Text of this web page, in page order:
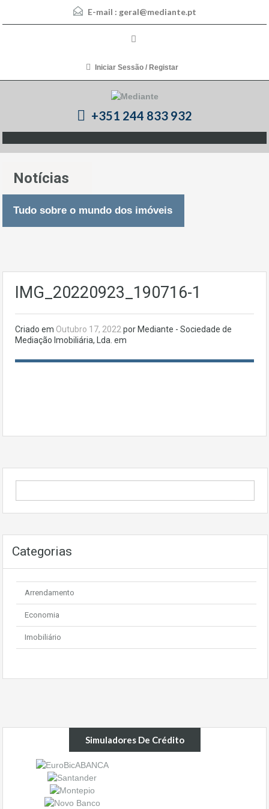
E-mail : geral@mediante.pt
Iniciar Sessão / Registar
+351 244 833 932
Notícias
Tudo sobre o mundo dos imóveis
IMG_20220923_190716-1
Criado em Outubro 17, 2022por Mediante - Sociedade de
Mediação Imobiliária, Lda. em
Categorias
Arrendamento
Economia
Imobiliário
Simuladores De Crédito